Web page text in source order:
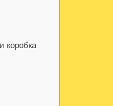
коробка